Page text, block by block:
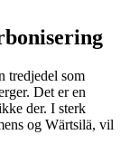
tredjedel som
Det er en
der. I sterk
og Wärtsilä, vil